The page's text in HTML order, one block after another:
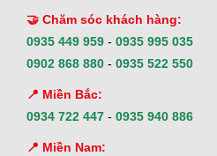
🤝 Chăm sóc khách hàng:
0935 449 959 - 0935 995 035
0902 868 880 - 0935 522 550
📍 Miền Bắc:
0934 722 447 - 0935 940 886
📍 Miền Nam: